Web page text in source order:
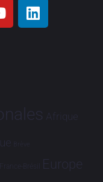
Afrique
Brève
Brésil Europe